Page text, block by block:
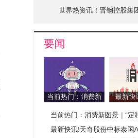
世界热资讯！晋钢控股集
要闻
当前热门：消费新
务开辟城市消费新
赛道
最新快
当前热门：消费新图景｜“定
开辟城市消费新赛道
最新快讯!天奇股份中标泰国